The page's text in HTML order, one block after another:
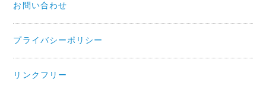
お問い合わせ
プライバシーポリシー
リンクフリー